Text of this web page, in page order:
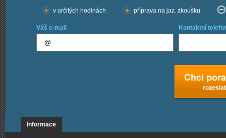
v určitých hodinách příprava na jaz. zkoušku
Váš e-mail Kontaktní
Informace